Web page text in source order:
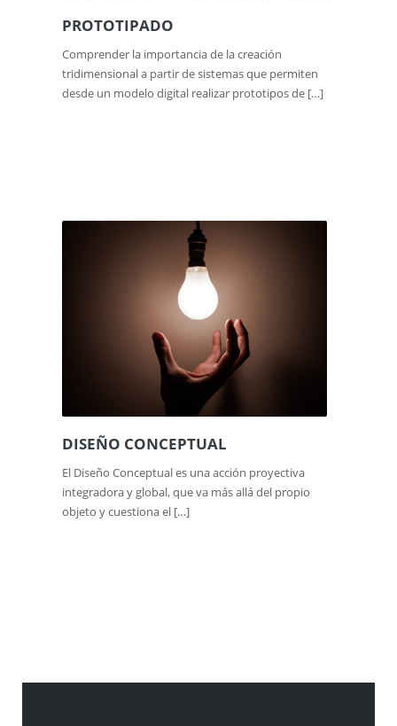
PROTOTIPADO
Comprender la importancia de la creación
tridimensional a partir de sistemas que permiten
desde un modelo digital realizar prototipos de […]
DISEÑO CONCEPTUAL
El Diseño Conceptual es una acción proyectiva
integradora y global, que va más allá del propio
objeto y cuestiona el […]